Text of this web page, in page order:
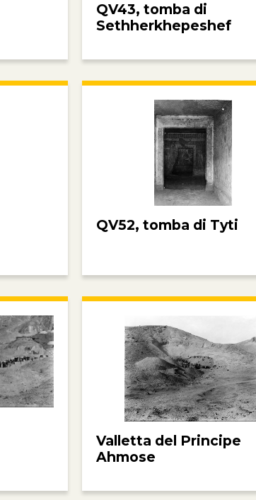
QV43, tomba di
Sethherkhepeshef
QV52, tomba di Tyti
Valletta del Principe
Ahmose